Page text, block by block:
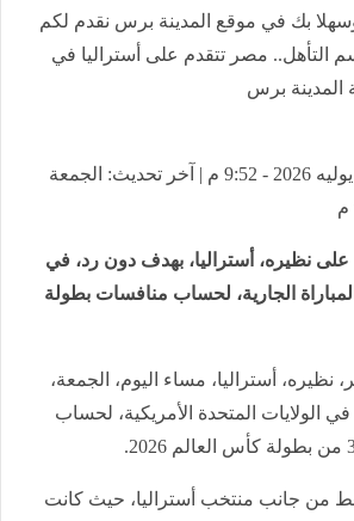
وسهلا بك في موقع المدينة برس نقدم لكم
لحسم التأهل.. مصر تتقدم على أستراليا في
المدينة برس
نشر في: الجمعة 3 يوليه 2026 - 9:52 م | آخر تحديث: الجمعة
نظيره، أستراليا، بهدف دون رد، في
الجارية، لحساب منافسات بطولة
أستراليا، مساء اليوم، الجمعة،
الولايات المتحدة الأمريكية، لحساب
من جانب منتخب أستراليا، حيث كانت